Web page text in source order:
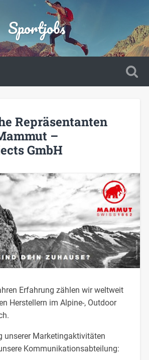
Sportjobs
Repräsentanten
–
GmbH
Erfahrung zählen wir weltweit
Herstellern im Alpine-, Outdoor
unserer Marketingaktivitäten
Kommunikationsabteilung: